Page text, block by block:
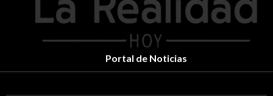
Portal de Noticias